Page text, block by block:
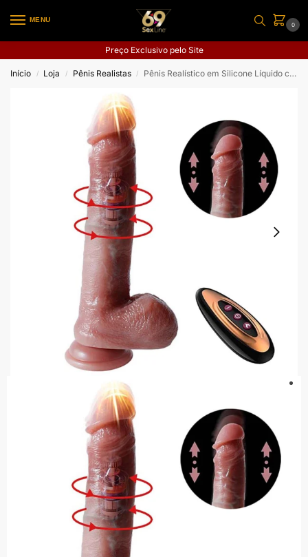
MENU
0
Preço Exclusivo pelo Site
Início / Loja / Pênis Realistas / Pênis Realístico em Silicone Líquido com Vai e Vem / Rotativo e Aquecimento – 22,0 x 3,8